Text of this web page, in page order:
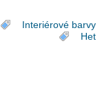
Interiérové barvy
Het